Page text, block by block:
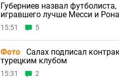
Губерниев назвал футболиста,
игравшего лучше Месси и
15:51 5
Фото
Салах подписал
турецким клубом
15:31 2